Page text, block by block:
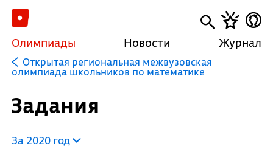
Олимпиады Новости Журнал
Открытая региональная межвузовская
олимпиада школьников по математике
Задания
За 2020 год